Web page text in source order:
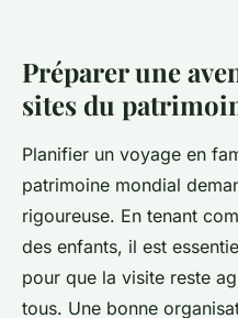
Préparer une
sites du
Planifier un voyage en
patrimoine mondial
rigoureuse. En tenant
des enfants, il est
pour que la visite reste
tous. Une bonne